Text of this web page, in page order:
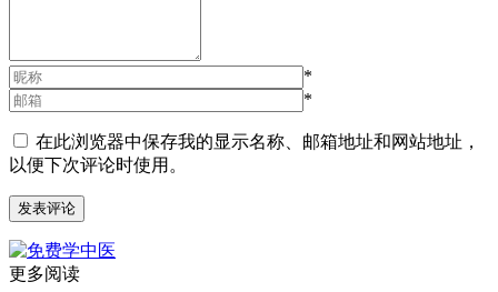
*
*
在此浏览器中保存我的显示名称、邮箱地址和网站地址，
以便下次评论时使用。
更多阅读